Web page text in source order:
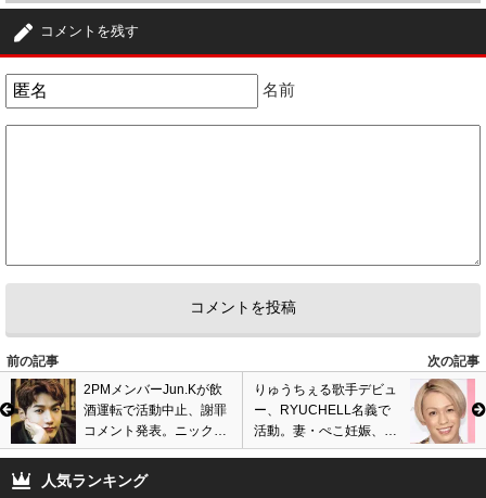
コメントを残す
名前
前の記事
次の記事
2PMメンバーJun.Kが飲
酒運転で活動中止、謝罪
コメント発表。ニックン
に続きグループ2度目の
摘発…
りゅうちぇる歌手デビュ
ー、RYUCHELL名義で
活動。妻・ぺこ妊娠、子
供誕生前にアーティスト
人気ランキング